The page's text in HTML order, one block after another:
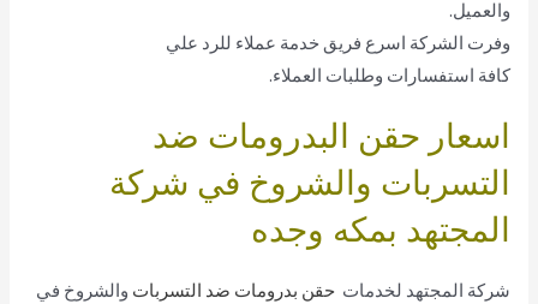
والعميل.
وفرت الشركة اسرع فريق خدمة عملاء للرد علي
كافة استفسارات وطلبات العملاء.
اسعار حقن البدرومات ضد
التسربات والشروخ في شركة
المجتهد بمكه وجده
شركة المجتهد لخدمات حقن بدرومات ضد التسربات والشروخ في